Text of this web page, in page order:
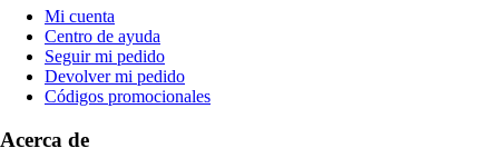
Mi cuenta
Centro de ayuda
Seguir mi pedido
Devolver mi pedido
Códigos promocionales
Acerca de